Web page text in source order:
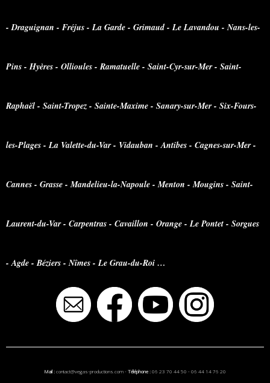
- Draguignan - Fréjus - La Garde - Grimaud - Le Lavandou - Nans-les-
Pins - Hyères - Ollioules - Ramatuelle - Saint-Cyr-sur-Mer - Saint-
Raphaël - Saint-Tropez - Sainte-Maxime - Sanary-sur-Mer - Six-Fours-
les-Plages - La Valette-du-Var - Vidauban - Antibes - Cagnes-sur-Mer -
Cannes - Grasse - Mandelieu-la-Napoule - Menton - Mougins - Saint-
Laurent-du-Var - Carpentras - Cavaillon - Orange - Le Pontet - Sorgues
- Agde - Béziers - Nîmes - Le Grau-du-Roi …
Mail : contact@vegas-productions.com- Téléphone : 06 23 70 44 50 - 06 44 14 76 20